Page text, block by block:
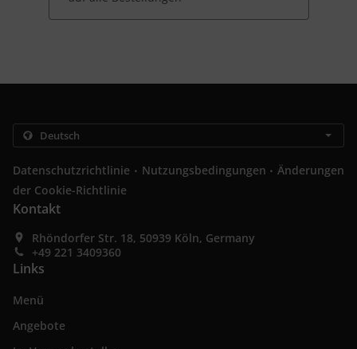
Datenschutzrichtlinie . Nutzungsbedingungen . Änderungen
der Cookie-Richtlinie
Kontakt
Rhöndorfer Str. 18, 50939 Köln, Germany
+49 221 3409360
Links
Menü
Angebote